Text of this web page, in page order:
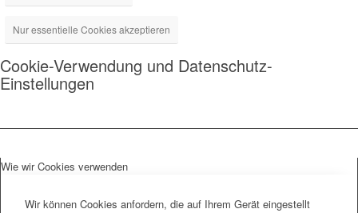
Nur essentielle Cookies akzeptieren
Cookie-Verwendung und Datenschutz-
Einstellungen
Wie wir Cookies verwenden
Wir können Cookies anfordern, die auf Ihrem Gerät eingestellt